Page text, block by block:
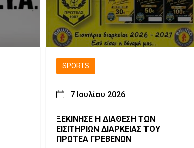
SPORTS
7 Ιουλίου 2026
ΞΕΚΙΝΗΣΕ Η ΔΙΑΘΕΣΗ ΤΩΝ
ΕΙΣΙΤΗΡΙΩΝ ΔΙΑΡΚΕΙΑΣ ΤΟΥ
ΠΡΩΤΕΑ ΓΡΕΒΕΝΩΝ